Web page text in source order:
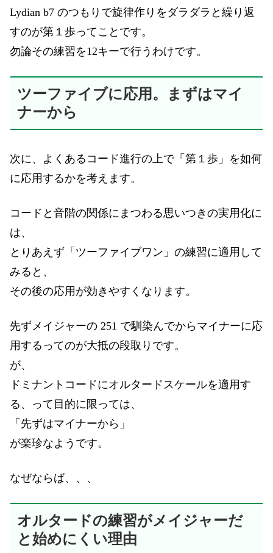
Lydian b7 のつもりで旋律作りをダラダラと繰り返
すのが第１歩ってことです。
勿論その練習を12キーで行うわけです。
ツーファイブに応用。まずはマイ
ナーから
次に、よくあるコード進行の上で「第１歩」を如何
に応用するかを考えます。
コードと音階の関係にまつわる思いつきの実用化に
は、
とりあえず「ツーファイブワン」の練習に適用して
みると、
その後の応用が効きやすくなります。
先ずメイジャーの 251 で馴染んでからマイナーに応
用するってのが大抵の段取りです。
が、
ドミナントコードにオルタードスケールを適用す
る、って目的に限っては、
「先ずはマイナーから」
が楽珍なようです。
なぜならば、、、
オルタードの練習がメイジャーだ
と始めにくい理由